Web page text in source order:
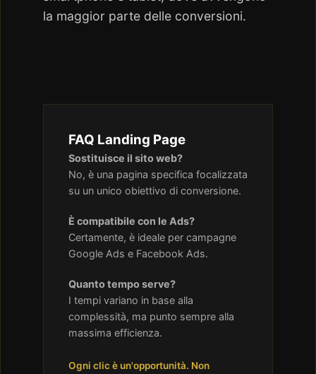
la maggior parte delle conversioni.
FAQ Landing Page
Sostituisce il sito web?
No, è una pagina specifica focalizzata
su un unico obiettivo di conversione.
È compatibile con le Ads?
Certamente, è ideale per campagne
Google Ads e Facebook Ads.
Quanto tempo serve?
I tempi variano in base alla
complessità, ma punto sempre alla
massima efficienza.
Ogni clic è un'opportunità. Non